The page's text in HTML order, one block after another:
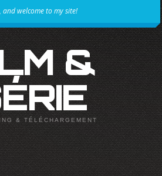
and welcome to my site!
& TÉLÉCHARGEMENT